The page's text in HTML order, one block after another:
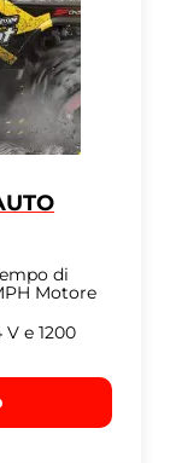
di
Motore
e 1200